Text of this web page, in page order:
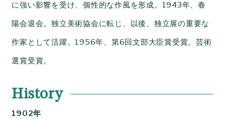
に強い影響を受け、個性的な作風を形成。1943年、春
陽会退会。独立美術協会に転じ、以後、独立展の重要な
作家として活躍。1956年、第6回文部大臣賞受賞。芸術
選賞受賞。
History
1902年